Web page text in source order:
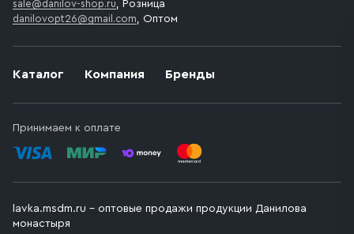
Каталог Компания Бренды
Принимаем к оплате
sale@danilov-shop.ru, Розница
danilovopt26@gmail.com, Оптом
lavka.msdm.ru – оптовые продажи продукции Данилова
монастыря